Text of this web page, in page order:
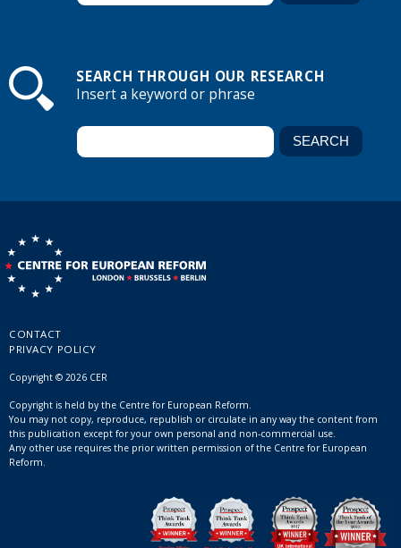
SEARCH THROUGH OUR RESEARCH
Insert a keyword or phrase
CONTACT
PRIVACY POLICY
Copyright © 2026 CER
Copyright is held by the Centre for European Reform.
You may not copy, reproduce, republish or circulate in any way the content from
this publication except for your own personal and non-commercial use.
Any other use requires the prior written permission of the Centre for European
Reform.